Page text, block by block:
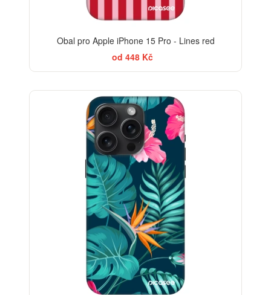
Obal pro Apple iPhone 15 Pro - Lines red
od 448 Kč